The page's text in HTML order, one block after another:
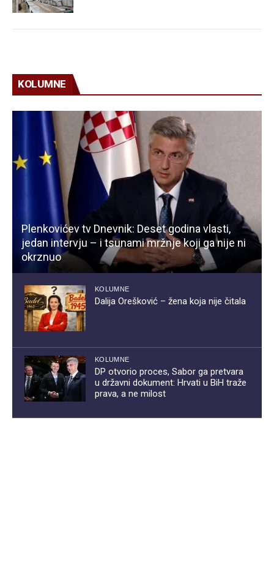
KOLUMNE
Plenkovićev tv Dnevnik: Deset godina vlasti,
jedan intervju – i tsunami mržnje koji ga nije ni
okrznuo
KOLUMNE
Dalija Orešković – žena koja nije čitala
KOLUMNE
DP otvorio proces, Sabor ga pretvara
u državni dokument: Hrvati u BiH traže
prava, a ne milost